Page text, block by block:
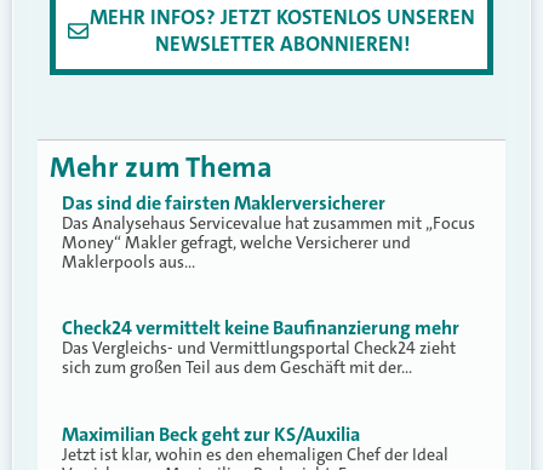
MEHR INFOS? JETZT KOSTENLOS UNSEREN
NEWSLETTER ABONNIEREN!
Mehr zum Thema
Das sind die fairsten Maklerversicherer
Das Analysehaus Servicevalue hat zusammen mit „Focus
Money“ Makler gefragt, welche Versicherer und
Maklerpools aus…
Check24 vermittelt keine Baufinanzierung mehr
Das Vergleichs- und Vermittlungsportal Check24 zieht
sich zum großen Teil aus dem Geschäft mit der…
Maximilian Beck geht zur KS/Auxilia
Jetzt ist klar, wohin es den ehemaligen Chef der Ideal